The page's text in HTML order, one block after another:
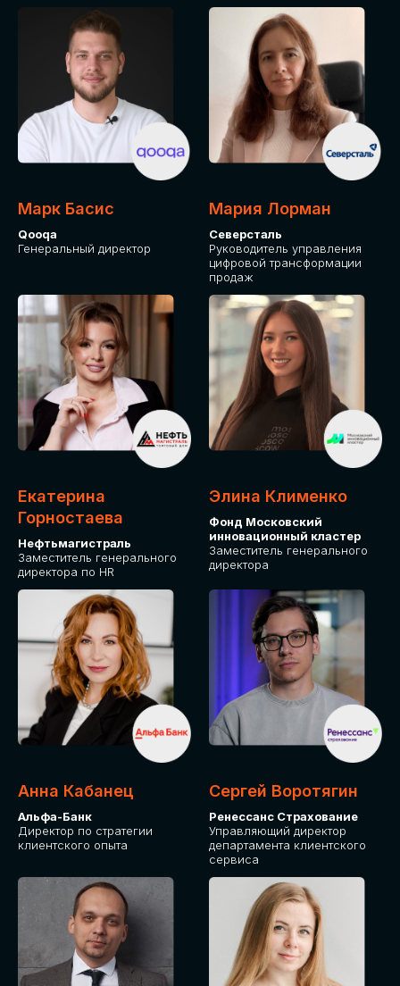
Марк Басис
Qooqa
Генеральный директор
Мария Лорман
Северсталь
Руководитель управления
цифровой трансформации
продаж
Екатерина
Горностаева
Нефтьмагистраль
Заместитель генерального
директора по HR
Элина Клименко
Фонд Московский
инновационный кластер
Заместитель генерального
директора
Анна Кабанец
Альфа-Банк
Директор по стратегии
клиентского опыта
Сергей Воротягин
Ренессанс Страхование
Управляющий директор
департамента клиентского
сервиса
СРЕДИ ПАРТНЕРОВ
МЕРОПРИЯТИЯ
Приглашаем стать партнером GLOBAL
TECH FORUM и презентовать ваши
решения целевой аудитории. Будем
рады сотрудничеству!
СТАНЬТЕ
ЭКСПОНЕНТОМ
ПОДАТЬ ЗАЯВКУ
IT Solutions for Business
СТОИМОСТЬ
УЧАСТИЯ